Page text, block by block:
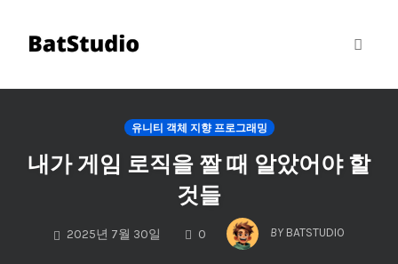
유니티 객체 지향 프로그래밍
내가 게임 로직을 짤 때 알았어야 할
것들
2025년 7월 30일 0
COMMENTS
BY BATSTUDIO